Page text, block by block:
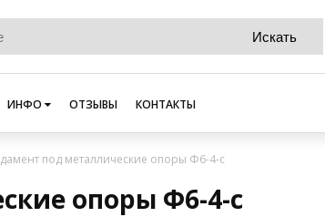
ИНФО ОТЗЫВЫ КОНТАКТЫ
под металлические опоры Ф6-4-с
опоры Ф6-4-с